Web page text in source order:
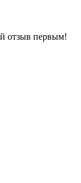
отзыв первым!